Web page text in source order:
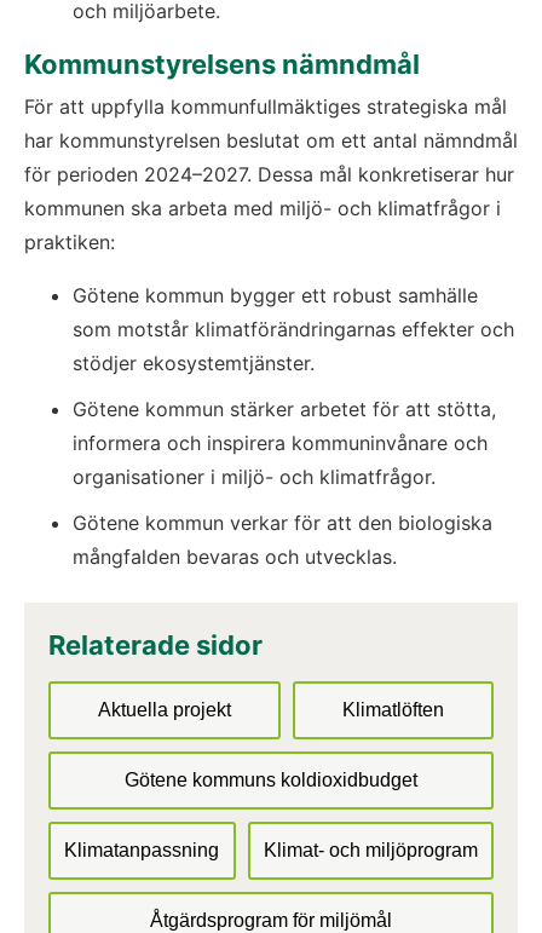
och miljöarbete.
Kommunstyrelsens nämndmål
För att uppfylla kommunfullmäktiges strategiska mål
har kommunstyrelsen beslutat om ett antal nämndmål
för perioden 2024–2027. Dessa mål konkretiserar hur
kommunen ska arbeta med miljö- och klimatfrågor i
praktiken:
Götene kommun bygger ett robust samhälle
som motstår klimatförändringarnas effekter och
stödjer ekosystemtjänster.
Götene kommun stärker arbetet för att stötta,
informera och inspirera kommuninvånare och
organisationer i miljö- och klimatfrågor.
Götene kommun verkar för att den biologiska
mångfalden bevaras och utvecklas.
Relaterade sidor
Aktuella projekt Klimatlöften
Götene kommuns koldioxidbudget
Klimatanpassning Klimat- och miljöprogram
Åtgärdsprogram för miljömål